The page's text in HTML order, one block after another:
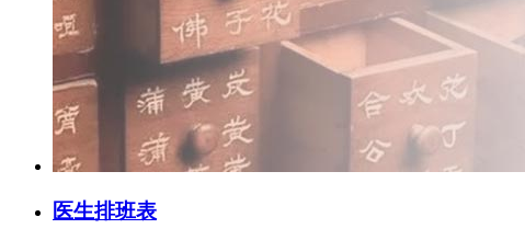
医生排班表